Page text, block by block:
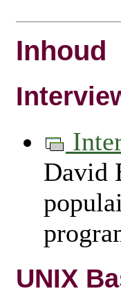
Inhoud
David
UNIX